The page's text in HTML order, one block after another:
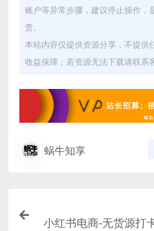
账户等异常步骤，建议停止操作，
责。
本站内容仅提供资源分享，不提供
收益保障；若资源无法下载请联系
蜗牛知享
小红书电商-无货源打